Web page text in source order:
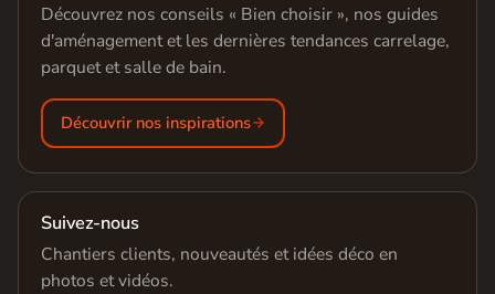
Découvrez nos conseils « Bien choisir », nos guides
d'aménagement et les dernières tendances carrelage,
parquet et salle de bain.
Découvrir nos inspirations
Suivez-nous
Chantiers clients, nouveautés et idées déco en
photos et vidéos.